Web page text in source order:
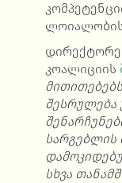
ლოიალობის
კოალიციის
შესრულება
სარგებლის
სხვა